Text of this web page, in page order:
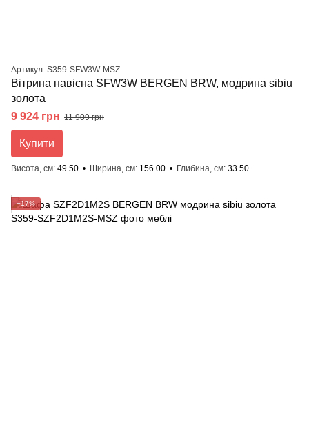
Артикул: S359-SFW3W-MSZ
Вітрина навісна SFW3W BERGEN BRW, модрина sibiu
золота
9 924 грн 11 909 грн
Купити
Висота, см 49.50 Ширина, см 156.00 Глибина, см 33.50
−17%